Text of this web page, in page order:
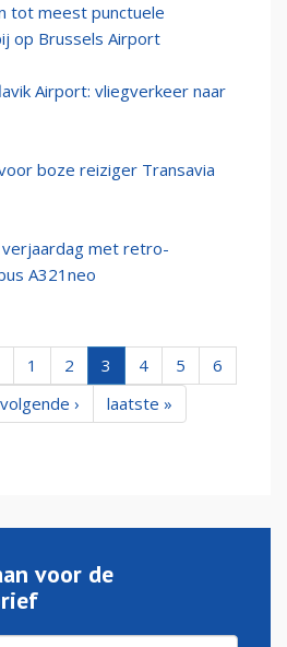
tot meest punctuele
op Brussels Airport
Airport: vliegverkeer naar
boze reiziger Transavia
met retro-
A321neo
1 2 3 4 5
6
volgende › laatste »
voor de